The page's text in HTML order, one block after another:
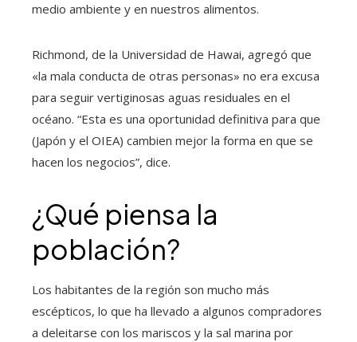
medio ambiente y en nuestros alimentos.
Richmond, de la Universidad de Hawai, agregó que
«la mala conducta de otras personas» no era excusa
para seguir vertiginosas aguas residuales en el
océano. “Esta es una oportunidad definitiva para que
(Japón y el OIEA) cambien mejor la forma en que se
hacen los negocios”, dice.
¿Qué piensa la
población?
Los habitantes de la región son mucho más
escépticos, lo que ha llevado a algunos compradores
a deleitarse con los mariscos y la sal marina por